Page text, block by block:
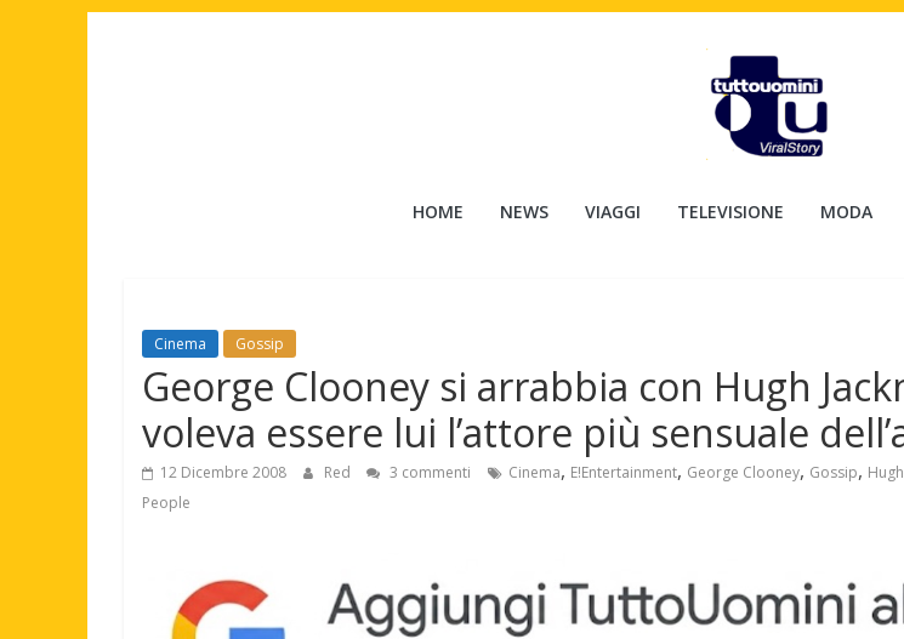
Tuttouomini
Motori,
gay
news
moda
maschile
HOME NEWS VIAGGI TELEVISIONE MODA
Cinema Gossip
George Clooney si arrabbia con Hugh
voleva essere lui l’attore più sensuale
12 Dicembre 2008 Red 3 commenti Cinema, E!Entertainment, George Clooney, Gossip,
People